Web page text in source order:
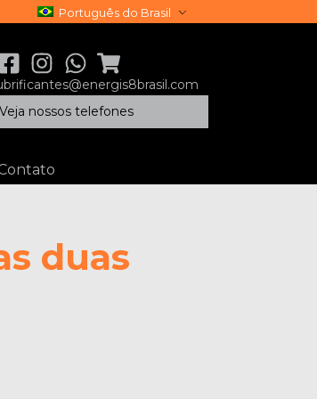
Português do Brasil
Veja nossos telefones
duas